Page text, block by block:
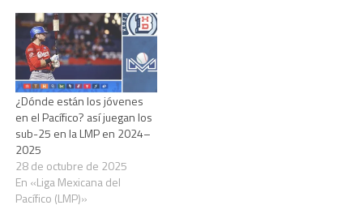
¿Dónde están los jóvenes
en el Pacífico? así juegan los
sub-25 en la LMP en 2024–
2025
28 de octubre de 2025
En «Liga Mexicana del
Pacífico (LMP)»